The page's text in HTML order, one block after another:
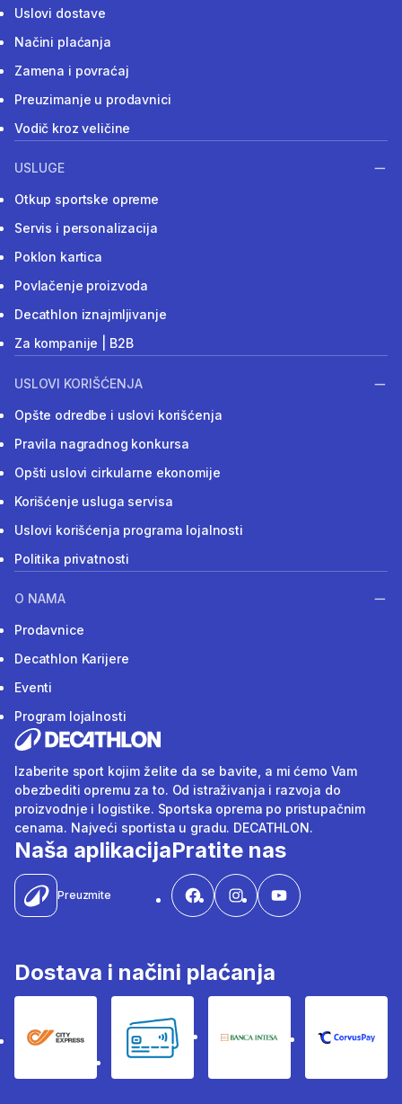
Uslovi dostave
Načini plaćanja
Zamena i povraćaj
Preuzimanje u prodavnici
Vodič kroz veličine
USLUGE
Otkup sportske opreme
Servis i personalizacija
Poklon kartica
Povlačenje proizvoda
Decathlon iznajmljivanje
Za kompanije | B2B
USLOVI KORIŠĆENJA
Opšte odredbe i uslovi korišćenja
Pravila nagradnog konkursa
Opšti uslovi cirkularne ekonomije
Korišćenje usluga servisa
Uslovi korišćenja programa lojalnosti
Politika privatnosti
O NAMA
Prodavnice
Decathlon Karijere
Eventi
Program lojalnosti
Izaberite sport kojim želite da se bavite, a mi ćemo Vam
obezbediti opremu za to. Od istraživanja i razvoja do
proizvodnje i logistike. Sportska oprema po pristupačnim
cenama. Najveći sportista u gradu. DECATHLON.
Naša aplikacija
Preuzmite
Pratite nas
Dostava i načini plaćanja
City Express Bankovne karticeBanka Intesa